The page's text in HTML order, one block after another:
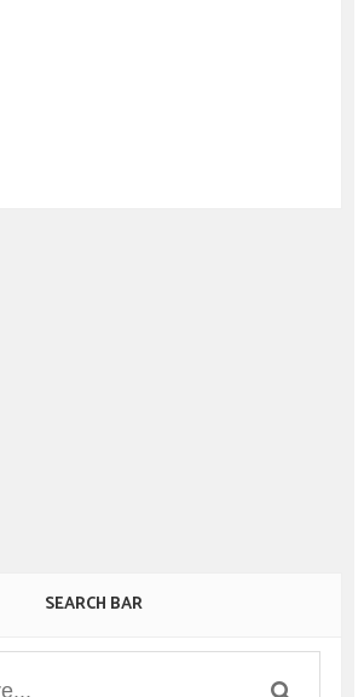
SEARCH BAR